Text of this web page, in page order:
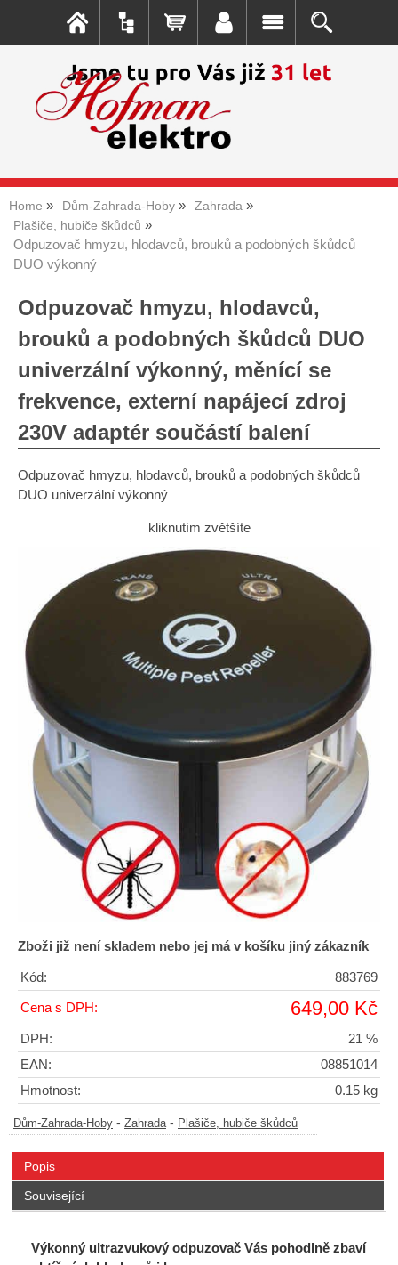
Home Dům-Zahrada-Hoby
Zahrada
Plašiče, hubiče škůdců
Odpuzovač hmyzu, hlodavců, brouků a podobných škůdců
DUO výkonný
Odpuzovač hmyzu, hlodavců,
brouků a podobných škůdců DUO
univerzální výkonný, měnící se
frekvence, externí napájecí zdroj
230V adaptér součástí balení
Odpuzovač hmyzu, hlodavců, brouků a podobných škůdců
DUO univerzální výkonný
kliknutím zvětšíte
Zboži již není skladem nebo jej má v košíku jiný zákazník
Kód: 883769
Cena s DPH: 649,00 Kč
DPH:
21 %
EAN:
08851014
Hmotnost:
0.15 kg
Dům-Zahrada-Hoby - Zahrada- Plašiče, hubiče škůdců
Popis
Související
Výkonný ultrazvukový odpuzovač Vás pohodlně zbaví